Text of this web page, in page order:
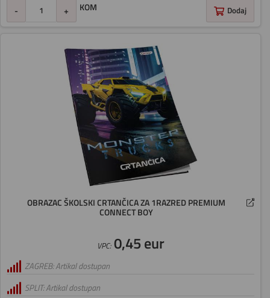
- + KOM Dodaj
OBRAZAC ŠKOLSKI CRTANČICA ZA 1RAZRED PREMIUM
CONNECT BOY
VPC:0,45 eur
ZAGREB: Artikal dostupan
SPLIT: Artikal dostupan